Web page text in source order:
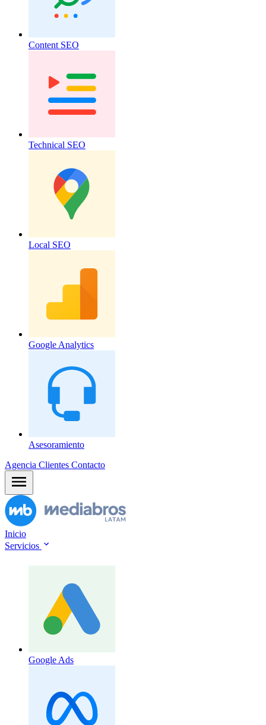
Content SEO
Technical SEO
Local SEO
Google Analytics
Asesoramiento
Agencia Clientes Contacto
Inicio
Servicios
Google Ads